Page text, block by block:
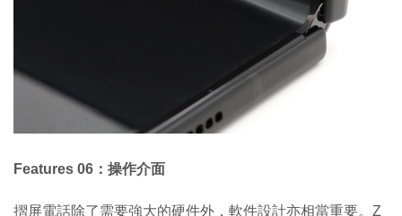
Features 06：操作介面
摺屏電話除了需要強大的硬件外，軟件設計亦相當重要。Z